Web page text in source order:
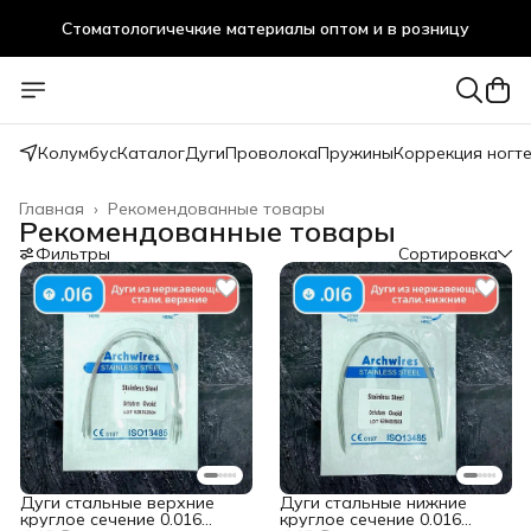
Стоматологичечкие материалы оптом и в розницу
КолумбусКаталогДугиПроволокаПружиныКоррекция
Рекомендованные товары
Главная ›
Рекомендованные товары
Фильтры Сортировка
Дуги стальные верхние
круглое сечение 0.016
Дуги стальные нижние
круглое сечение 0.016